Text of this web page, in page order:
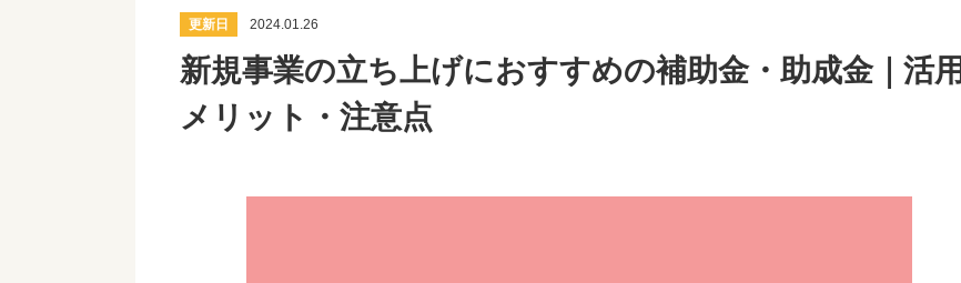
更新日 2024.01.26
新規事業の立ち上げにおすすめの補助金・助成金｜活用
メリット・注意点